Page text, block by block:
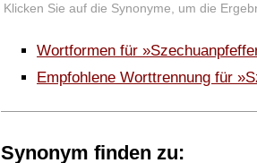
Klicken Sie auf die Synonyme, um die
Wortformen für
Empfohlene Worttrennung für
Synonym finden zu: